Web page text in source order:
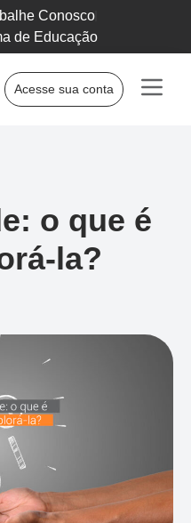
Conosco
de Educação
Acesse sua conta
o que é
la?